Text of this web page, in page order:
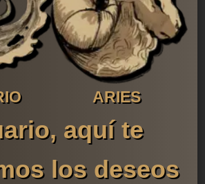
ARIES
aquí te
los deseos